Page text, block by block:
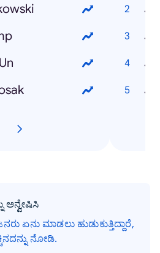
ಅನ್ವೇಷಿಸಿ
ಏನು ಮಾಡಲು ಹುಡುಕುತ್ತಿದ್ದಾರೆ,
ನೋಡಿ.